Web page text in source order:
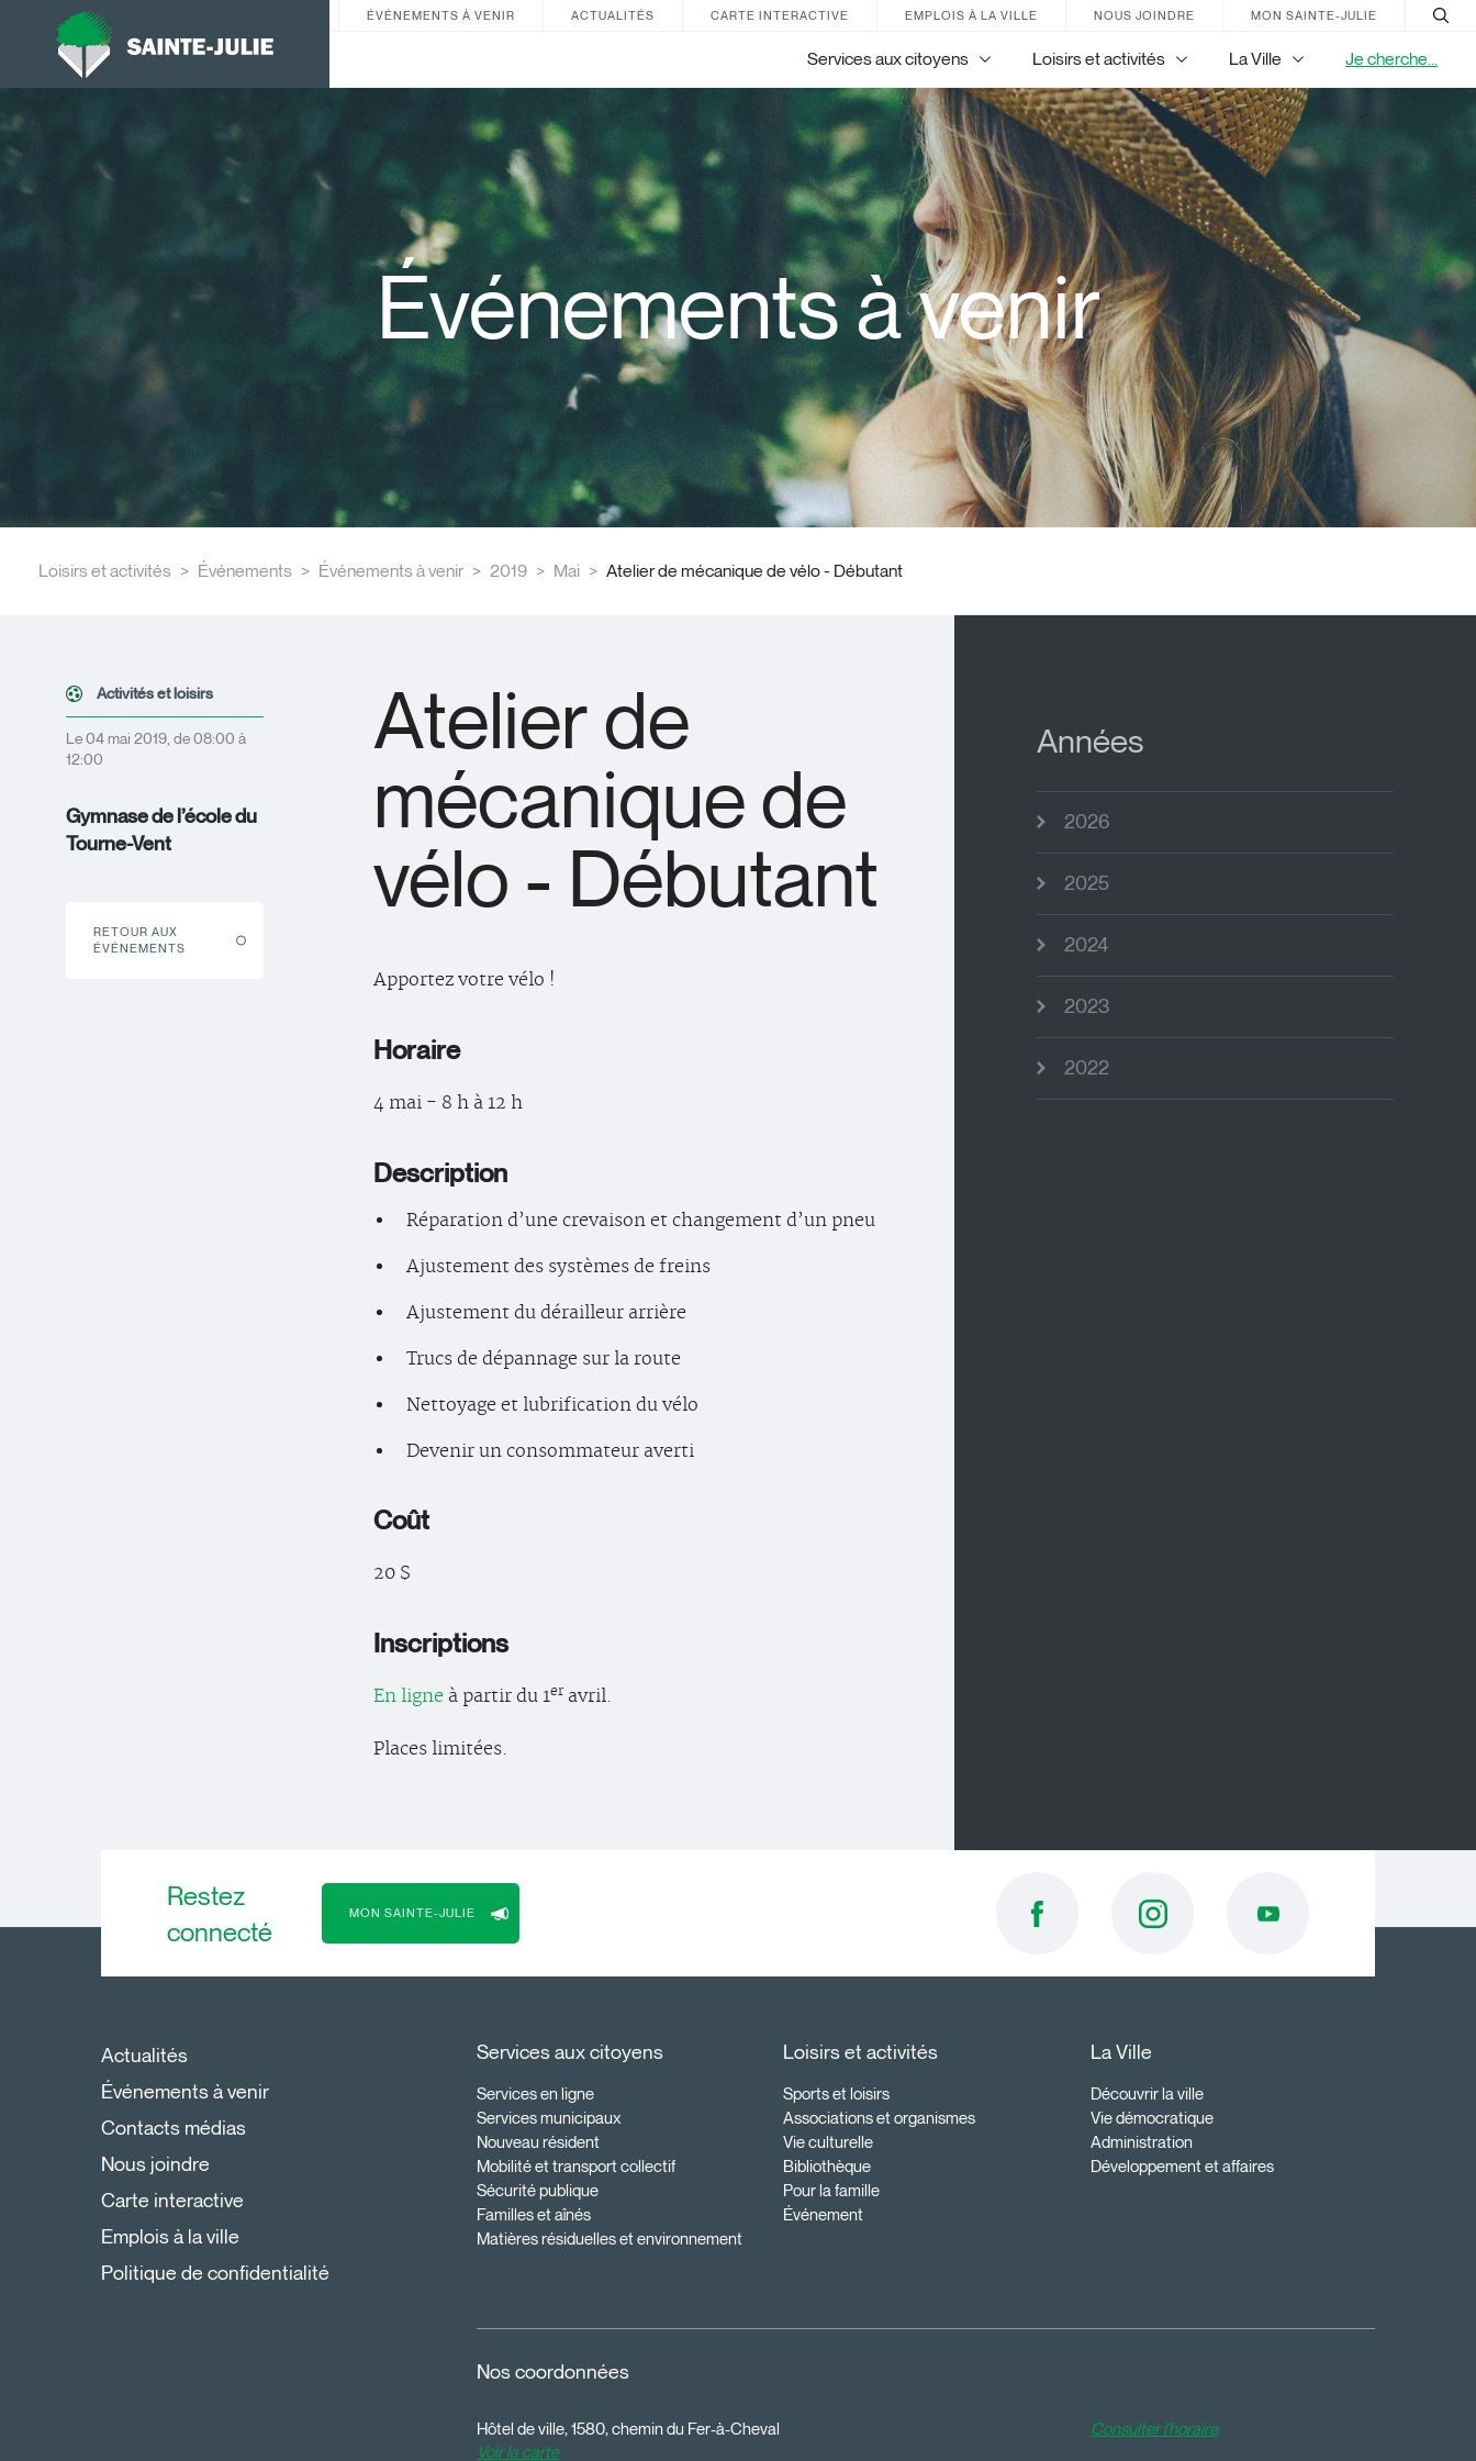
ÉVÉNEMENTS À VENIR ACTUALITÉS CARTE INTERACTIVE EMPLOIS À LA VILLE NOUS JOINDRE MON SAINTE-JULIE
Services aux citoyens Loisirs et activités La Ville Je cherche...
Événements à venir
Loisirs et activités Événements Événements à venir 2019 Mai Atelier de mécanique de vélo - Débutant
Activités et loisirs
Le 04 mai 2019, de 08:00 à
12:00
Gymnase de l’école du
Tourne-Vent
RETOUR AUX
ÉVÉNEMENTS
Atelier de
mécanique de
vélo - Débutant
Apportez votre vélo !
Horaire
4 mai - 8 h à 12 h
Description
Réparation d’une crevaison et changement d’un pneu
Ajustement des systèmes de freins
Ajustement du dérailleur arrière
Trucs de dépannage sur la route
Nettoyage et lubrification du vélo
Devenir un consommateur averti
Coût
20 $
Inscriptions
En ligne à partir du 1er avril.
Places limitées.
Années
2026
2025
2024
2023
2022
Restez
connecté
MON SAINTE-JULIE
Actualités
Événements à venir
Contacts médias
Nous joindre
Carte interactive
Emplois à la ville
Politique de confidentialité
Services aux citoyens
Services en ligne
Services municipaux
Nouveau résident
Mobilité et transport collectif
Sécurité publique
Familles et aînés
Matières résiduelles et environnement
Loisirs et activités
Sports et loisirs
Associations et organismes
Vie culturelle
Bibliothèque
Pour la famille
Événement
La Ville
Découvrir la ville
Vie démocratique
Administration
Développement et affaires
Nos coordonnées
Hôtel de ville, 1580, chemin du Fer-à-Cheval
Voir la carte
Consulter l'horaire